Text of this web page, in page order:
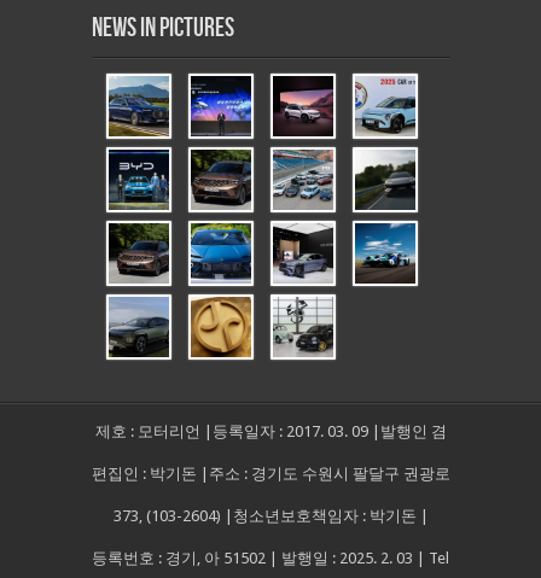
News in Pictures
제호 : 모터리언 |등록일자 : 2017. 03. 09 |발행인 겸
편집인 : 박기돈 |주소 : 경기도 수원시 팔달구 권광로
373, (103-2604) |청소년보호책임자 : 박기돈 |
등록번호 : 경기, 아 51502 | 발행일 : 2025. 2. 03 | Tel